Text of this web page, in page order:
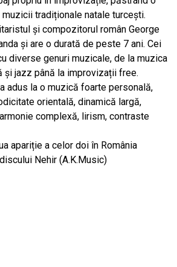
tradiționale natale turcești.
și compozitorul român George
și are o durată de peste 7 ani. Cei
diverse genuri muzicale, de la muzica
și jazz până la improvizații free.
adus la o muzică foarte personală,
orientală, dinamică largă,
complexă, lirism, contraste
apariție a celor doi în România
Nehir (A.K.Music)